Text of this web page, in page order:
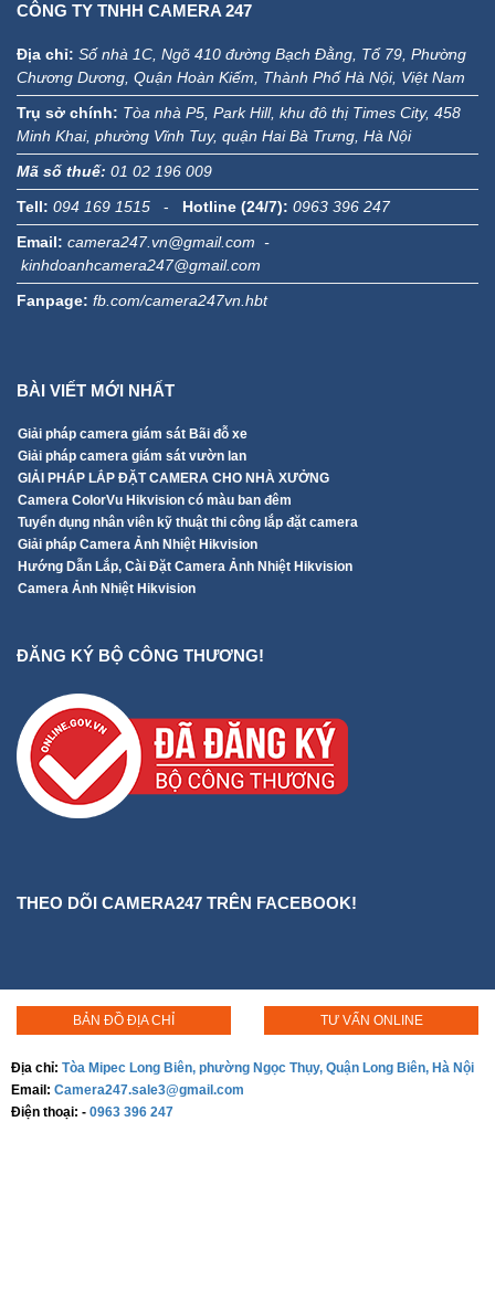
CÔNG TY TNHH CAMERA 247
Địa chỉ: Số nhà 1C, Ngõ 410 đường Bạch Đằng, Tổ 79, Phường
Chương Dương, Quận Hoàn Kiếm, Thành Phố Hà Nội, Việt Nam
Trụ sở chính: Tòa nhà P5, Park Hill, khu đô thị Times City, 458
Minh Khai, phường Vĩnh Tuy, quận Hai Bà Trưng, Hà Nội
Mã số thuế: 01 02 196 009
Tell: 094 169 1515 - Hotline (24/7): 0963 396 247
Email: camera247.vn@gmail.com -
kinhdoanhcamera247@gmail.com
Fanpage: fb.com/camera247vn.hbt
BÀI VIẾT MỚI NHẤT
Giải pháp camera giám sát Bãi đỗ xe
Giải pháp camera giám sát vườn lan
GIẢI PHÁP LẮP ĐẶT CAMERA CHO NHÀ XƯỞNG
Camera ColorVu Hikvision có màu ban đêm
Tuyển dụng nhân viên kỹ thuật thi công lắp đặt camera
Giải pháp Camera Ảnh Nhiệt Hikvision
Hướng Dẫn Lắp, Cài Đặt Camera Ảnh Nhiệt Hikvision
Camera Ảnh Nhiệt Hikvision
ĐĂNG KÝ BỘ CÔNG THƯƠNG!
THEO DÕI CAMERA247 TRÊN FACEBOOK!
BẢN ĐỒ ĐỊA CHỈ TƯ VẤN ONLINE
Địa chỉ: Tòa Mipec Long Biên, phường Ngọc Thụy, Quận Long Biên, Hà Nội
Email: Camera247.sale3@gmail.com
Điện thoại: - 0963 396 247